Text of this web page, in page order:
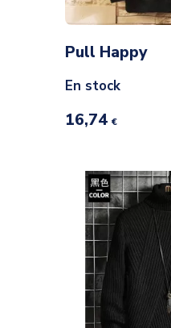
Pull Happy
En stock
16,74 €